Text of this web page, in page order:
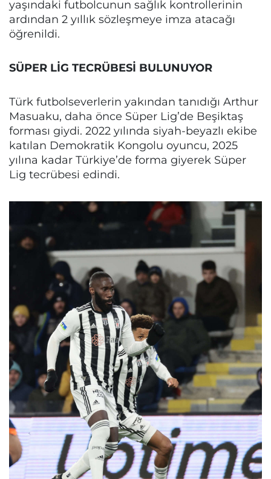
yaşındaki futbolcunun sağlık kontrollerinin
ardından 2 yıllık sözleşmeye imza atacağı
öğrenildi.
SÜPER LİG TECRÜBESİ BULUNUYOR
Türk futbolseverlerin yakından tanıdığı Arthur
Masuaku, daha önce Süper Lig’de Beşiktaş
forması giydi. 2022 yılında siyah-beyazlı ekibe
katılan Demokratik Kongolu oyuncu, 2025
yılına kadar Türkiye’de forma giyerek Süper
Lig tecrübesi edindi.